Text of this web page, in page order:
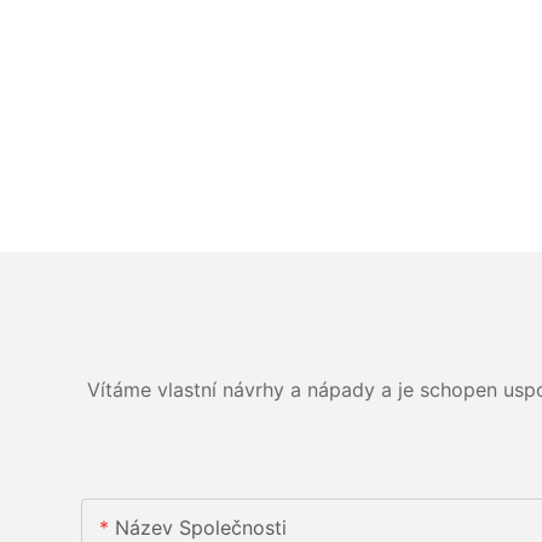
Vítáme vlastní návrhy a nápady a je schopen
Název Společnosti